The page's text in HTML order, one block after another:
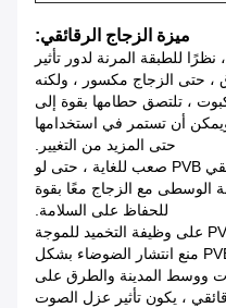
ميزة الزجاج الرقائقي:
نظرًا للطبقة المرنة لدور تأثير
، حتى الزجاج مكسور ، ولكنه
، تلتصق حطامها بقوة إلى
أن تستمر في استخدامها
حتى المزيد من التغيير.
(2) مضاد للسرقة: الزجاج الرقائقي PVB صعب للغاية ، حتى لو
الوسطى مع الزجاج معًا بقوة
للحفاظ على السلامة.
(3) عزل الصوت: يحتوي فيلم PVB على وظيفة التخميد للموجة
الصوتية ، ويمكن للزجاج الرقائقي PVB منع انتشار الضوضاء بشكل
ووسط المدينة والطرق على
، يكون تأثير عزل الصوت